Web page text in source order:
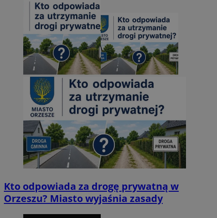
Kto odpowiada za drogę prywatną w
Orzeszu? Miasto wyjaśnia zasady